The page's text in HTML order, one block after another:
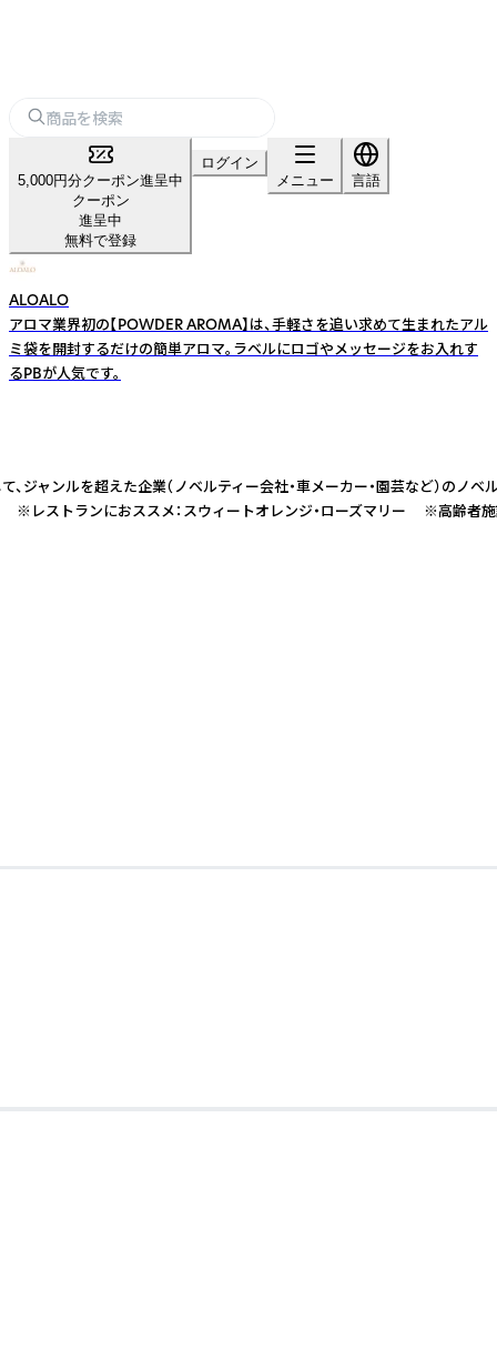
5,000円分クーポン進呈中
クーポン
進呈中
無料で登録
ログイン
メニュー
言語
ALOALO
アロマ業界初の【POWDER AROMA】は、手軽さを追い求めて生まれたアル
ミ袋を開封するだけの簡単アロマ。ラベルにロゴやメッセージをお入れす
るPBが人気です。
ンルを超えた企業（ノベルティー会社・車メーカー・園芸など
レストランにおススメ：スウィートオレンジ・ローズマリー ※高